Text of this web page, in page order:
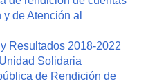
de Atención al
Resultados 2018-2022
Solidaria
de Rendición de